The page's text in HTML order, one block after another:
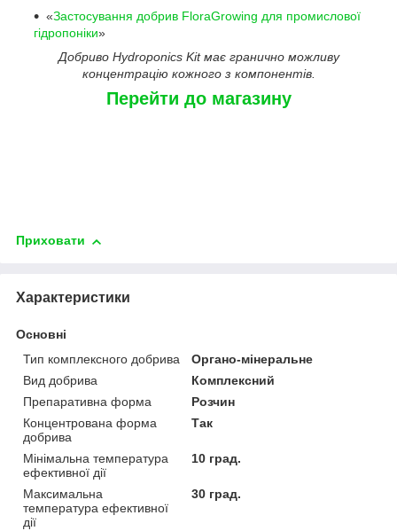
«Застосування добрив FloraGrowing для промислової
гідропоніки»
Добриво Hydroponics Kit має гранично можливу
концентрацію кожного з компонентів.
Перейти до магазину
Приховати
Характеристики
Основні
Тип комплексного добрива
Органо-мінеральне
Вид добрива
Комплексний
Препаративна форма
Розчин
Концентрована форма
добрива
Так
Мінімальна температура
ефективної дії
10 град.
Максимальна
температура ефективної
дії
30 град.